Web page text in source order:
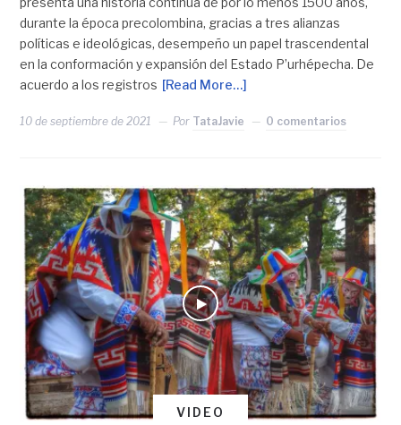
durante la época precolombina, gracias a tres alianzas
políticas e ideológicas, desempeño un papel trascendental
en la conformación y expansión del Estado P’urhépecha. De
acuerdo a los registros [Read More…]
10 de septiembre de 2021 Por TataJavie 0 comentarios
VIDEO